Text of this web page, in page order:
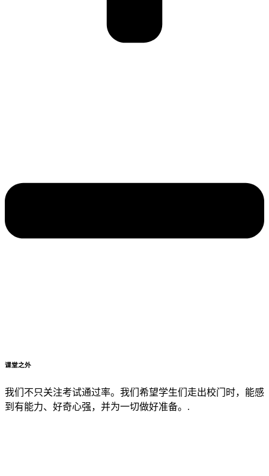
课堂之外
我们不只关注考试通过率。我们希望学生们走出校门时，能感
到有能力、好奇心强，并为一切做好准备。.